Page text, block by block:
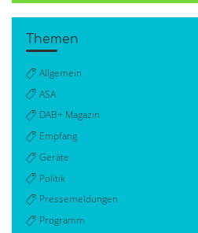
Themen
Allgemein
ASA
DAB+ Magazin
Empfang
Geräte
Politik
Pressemeldungen
Programm